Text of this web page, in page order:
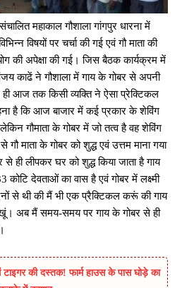
महाकाल गौशाला गांगपुर धारना में
विषयों पर चर्चा की गई एवं गौ माता की
की अपेक्षा की गई। जिस बैठक कार्यक्रम में
संजय काढें ने गौशाला में गाय के गोबर से अपनी
ही आज तक किसी व्यक्ति ने ऐसा प्रेक्टिकल
है कि आज बाजार में कई प्रकार के शेविंग
गौमाता के गोबर में जो तत्व है वह शेविंग
गौ माता के गोबर को शुद्ध एवं उत्तम माना गया
ही लीपकर घर को शुद्ध किया जाता है गाय
कोटि देवताओं का वास है एवं गोबर में लक्ष्मी
से थी की मैं भी एक प्रैक्टिकल करूं की गाय
अब मैं समय-समय पर गाय के गोबर से ही
टाइगर की दस्तक! फार्म हाउस के पास घोड़े का